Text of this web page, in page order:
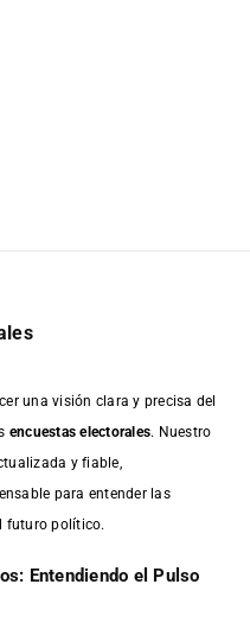
una visión clara y precisa del
encuestas electorales. Nuestro
y fiable,
para entender las
futuro político.
Entendiendo el Pulso